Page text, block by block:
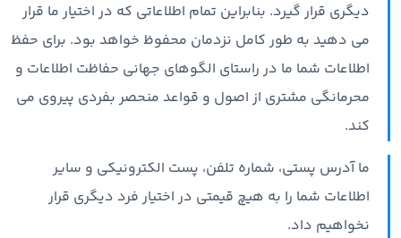
دیگری قرار گیرد. بنابراین تمام اطلاعاتی که در اختیار ما قرار
می دهید به طور کامل نزدمان محفوظ خواهد بود. برای حفظ
اطلاعات شما ما در راستای الگوهای جهانی حفاظت اطلاعات و
محرمانگی مشتری از اصول و قواعد منحصر بفردی پیروی می
کند.
ما آدرس پستی، شماره تلفن، پست الکترونیکی و سایر
اطلاعات شما را به هیچ قیمتی در اختیار فرد دیگری قرار
نخواهیم داد.